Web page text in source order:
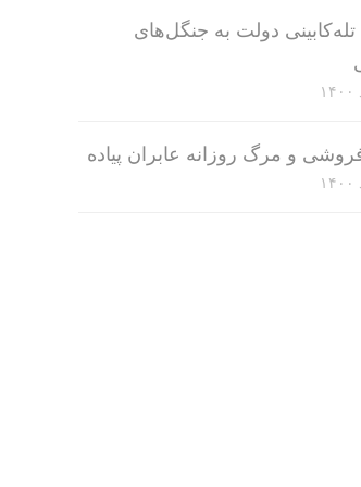
دولت به جنگل‌های
و مرگ روزانه عابران پیاده